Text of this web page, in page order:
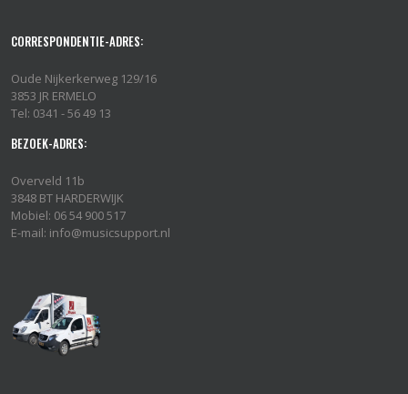
CORRESPONDENTIE-ADRES:
Oude Nijkerkerweg 129/16
3853 JR ERMELO
Tel: 0341 - 56 49 13
BEZOEK-ADRES:
Overveld 11b
3848 BT HARDERWIJK
Mobiel: 06 54 900 517
E-mail: info@musicsupport.nl